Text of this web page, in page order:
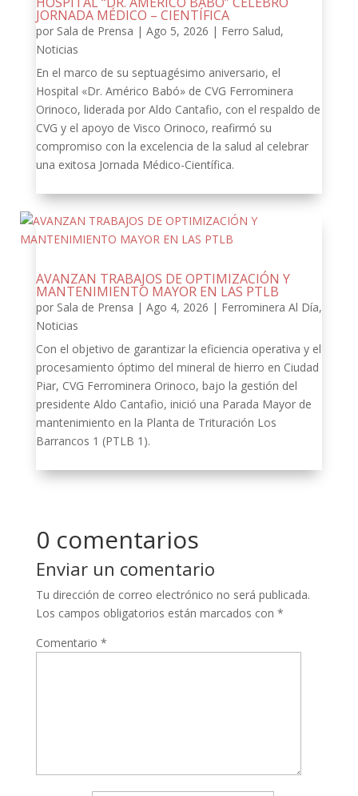
JORNADA MÉDICO – CIENTÍFICA
por Sala de Prensa | Ago 5, 2026 | Ferro Salud,
Noticias
En el marco de su septuagésimo aniversario, el
Hospital «Dr. Américo Babó» de CVG Ferrominera
Orinoco, liderada por Aldo Cantafio, con el respaldo de
CVG y el apoyo de Visco Orinoco, reafirmó su
compromiso con la excelencia de la salud al celebrar
una exitosa Jornada Médico-Científica.
AVANZAN TRABAJOS DE OPTIMIZACIÓN Y
MANTENIMIENTO MAYOR EN LAS PTLB
por Sala de Prensa | Ago 4, 2026 | Ferrominera Al Día,
Noticias
Con el objetivo de garantizar la eficiencia operativa y el
procesamiento óptimo del mineral de hierro en Ciudad
Piar, CVG Ferrominera Orinoco, bajo la gestión del
presidente Aldo Cantafio, inició una Parada Mayor de
mantenimiento en la Planta de Trituración Los
Barrancos 1 (PTLB 1).
0 comentarios
Enviar un comentario
Tu dirección de correo electrónico no será publicada.
Los campos obligatorios están marcados con *
Comentario *